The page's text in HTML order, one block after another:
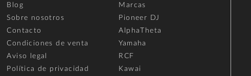
Blog
Sobre nosotros
Contacto
Condiciones de venta
Aviso legal
Política de privacidad
Marcas
Pioneer DJ
AlphaTheta
Yamaha
RCF
Kawai